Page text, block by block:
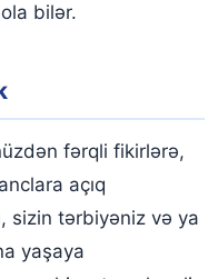
bilər.
fərqli fikirlərə,
açıq
sizin tərbiyəniz və ya
yaşaya